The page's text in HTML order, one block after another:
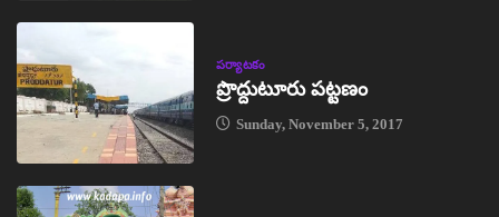
పర్యాటకం
ప్రొద్దుటూరు పట్టణం
Sunday, November 5, 2017